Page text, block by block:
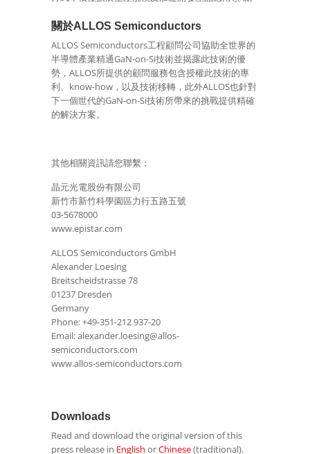
關於ALLOS Semiconductors
ALLOS Semiconductors工程顧問公司協助全世界的
半導體產業精通GaN-on-Si技術並揭露此技術的優
勢，ALLOS所提供的顧問服務包含授權此技術的專
利、know-how，以及技術移轉，此外ALLOS也針對
下一個世代的GaN-on-Si技術所帶來的挑戰提供精確
的解決方案。
其他相關資訊請您聯繫：
晶元光電股份有限公司
新竹市新竹科學園區力行五路五號
03-5678000
www.epistar.com
ALLOS Semiconductors GmbH
Alexander Loesing
Breitscheidstrasse 78
01237 Dresden
Germany
Phone: +49-351-212 937-20
Email: alexander.loesing@allos-
semiconductors.com
www.allos-semiconductors.com
Downloads
Read and download the original version of this
press release in English orChinese(traditional).